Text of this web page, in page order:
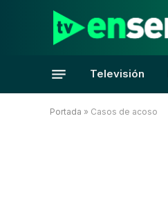
Televisión
Portada » Casos de acoso